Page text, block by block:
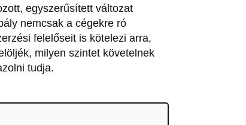
egyszerűsített változat
nemcsak a cégekre ró
felelőseit is kötelezi arra,
milyen szintet követelnek
tudja.